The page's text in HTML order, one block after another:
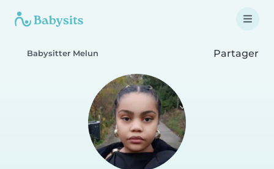
Babysitter Melun Partager